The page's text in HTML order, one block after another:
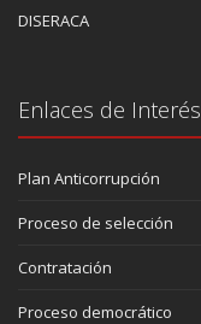
DISERACA
Enlaces de Interés
Plan Anticorrupción
Proceso de selección
Contratación
Proceso democrático